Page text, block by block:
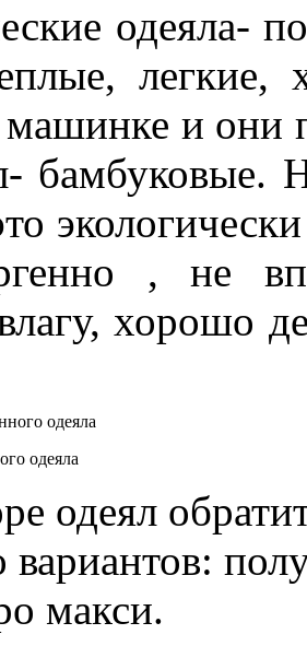
одеяла-
машинке и они
бамбуковые.
, не
хорошо
одеяла
одеял
вариантов:
макси.